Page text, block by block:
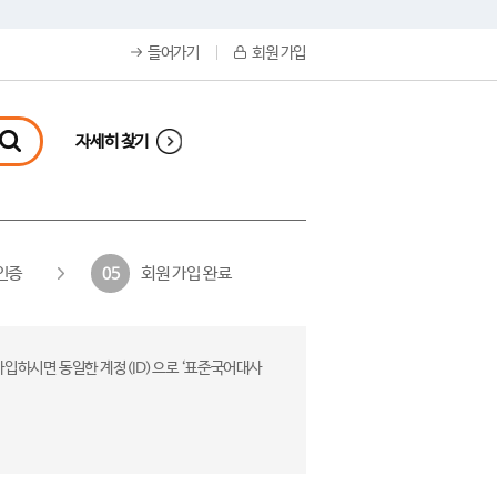
들어가기 회원 가입
자세히 찾기
증 05 회원 가입 완료
하시면 동일한 계정(ID)으로 ‘표준국어대사